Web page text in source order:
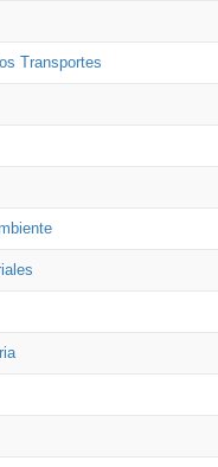
Transportes